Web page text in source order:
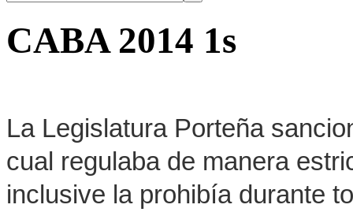
CABA 2014 1s
La Legislatura Porteña
cual regulaba de manera
inclusive la prohibía durante